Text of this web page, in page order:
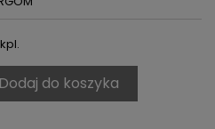
Dodaj do koszyka